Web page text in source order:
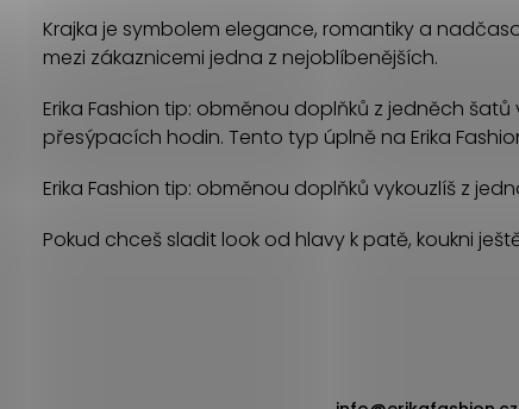
Krajka je symbolem elegance, romantiky a
mezi zákaznicemi jedna z nejoblíbenějších.
Erika Fashion tip: obměnou doplňků z jedněch
přesýpacích hodin. Tento typ úplně na Erika
Erika Fashion tip: obměnou doplňků vykouzlíš z
Pokud chceš sladit look od hlavy k patě, koukni